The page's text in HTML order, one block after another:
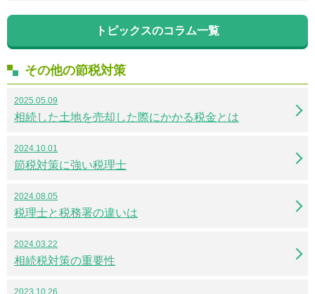
トピックスのコラム一覧
その他の節税対策
2025.05.09
相続した土地を売却した際にかかる税金とは
2024.10.01
節税対策に強い税理士
2024.08.05
税理士と税務署の違いは
2024.03.22
相続税対策の重要性